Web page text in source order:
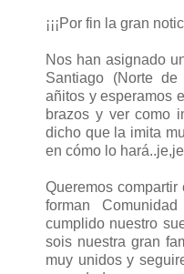
¡¡¡Por fin la gran
Nos han asignado
Santiago (Norte
añitos y esperamos
brazos y ver como
dicho que la imita
en cómo lo
Queremos
forman
cumplido nuestro
sois nuestra gran
muy unidos y